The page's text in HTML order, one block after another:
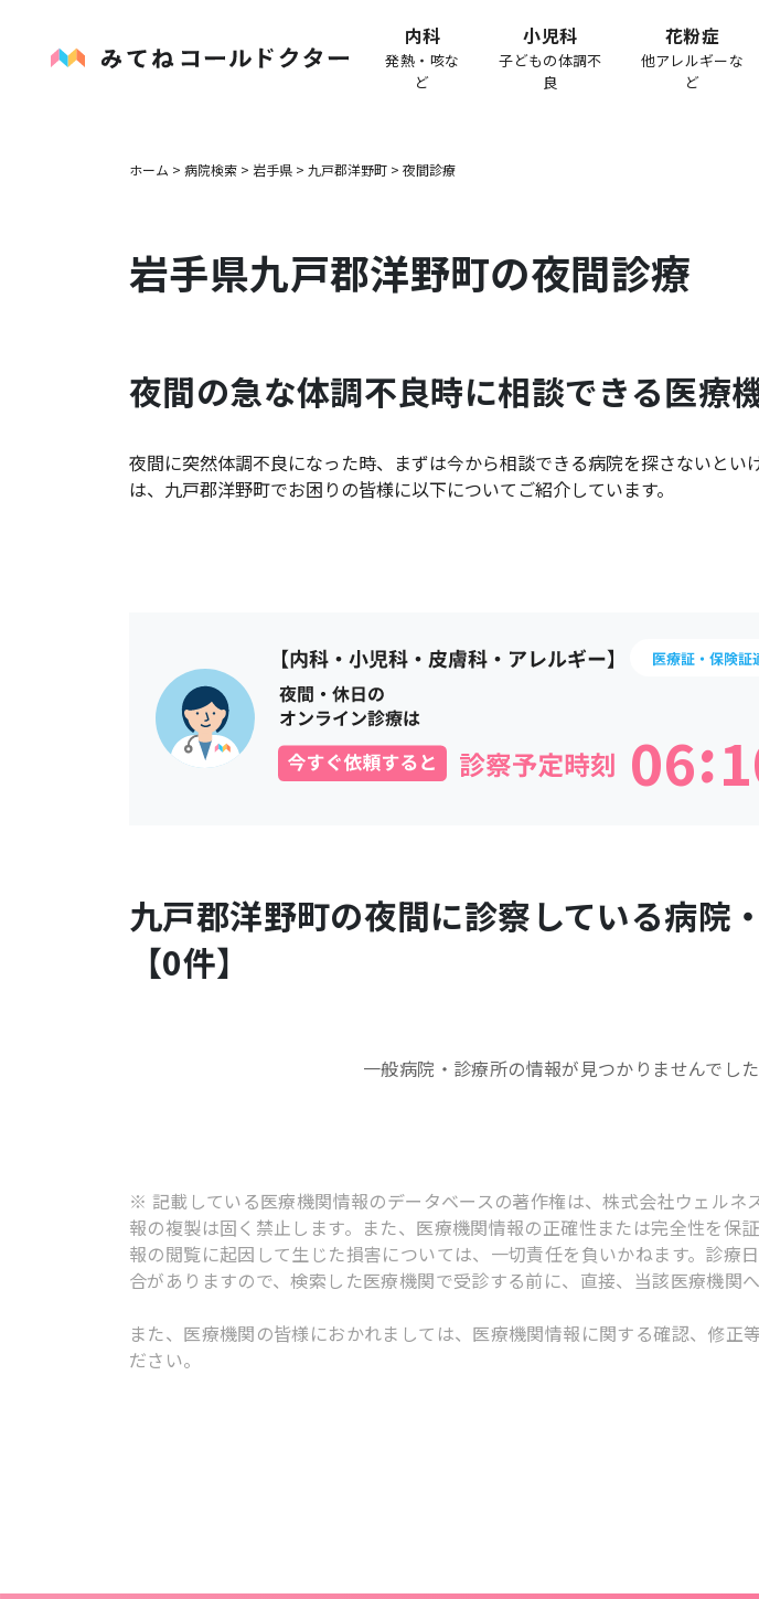
内科
発熱・咳な
ど
小児科
子どもの体調不
良
花粉症
他アレルギーな
ど
ホーム > 病院検索 > 岩手県 > 九戸郡洋野町 > 夜間診療
岩手県九戸郡洋野町の夜間診療
夜間の急な体調不良時に相談できる医療
夜間に突然体調不良になった時、まずは今から相談できる病院を探さないとい
は、 九戸郡洋野町でお困りの皆様に以下についてご紹介しています。
06 1
:
九戸郡洋野町の夜間に診察している病院
【0件】
一般病院・診療所の情報が見つかりませんでした
※ 記載している医療機関情報のデータベースの著作権は、株式会社ウェルネ
報の複製は固く禁止します。また、医療機関情報の正確性または完全性を保
報の閲覧に起因して生じた損害については、一切責任を負いかねます。診療
合がありますので、検索した医療機関で受診する前に、直接、当該医療機関
また、医療機関の皆様におかれましては、医療機関情報に関する確認、修正
ださい。